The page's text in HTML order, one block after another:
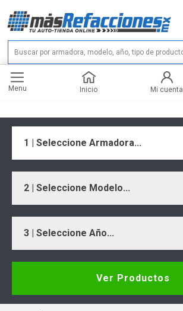
Menu Inicio Mi cuenta
1 | Seleccione Armadora...
2 | Seleccione Modelo...
3 | Seleccione Año...
Ver Productos